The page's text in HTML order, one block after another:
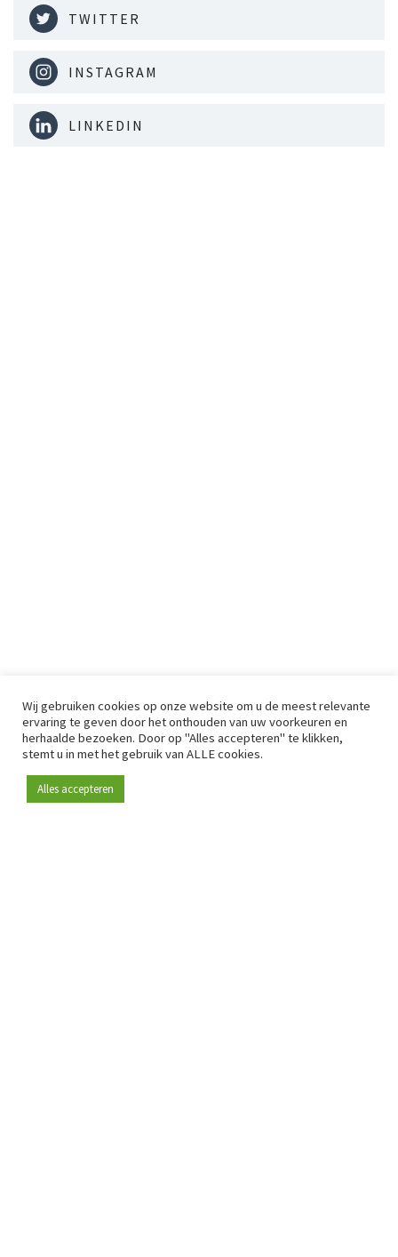
TWITTER
INSTAGRAM
LINKEDIN
Wij gebruiken cookies op onze website om u de meest relevante
ervaring te geven door het onthouden van uw voorkeuren en
herhaalde bezoeken. Door op "Alles accepteren" te klikken,
stemt u in met het gebruik van ALLE cookies.
Alles accepteren